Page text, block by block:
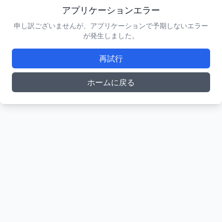
アプリケーションエラー
申し訳ございませんが、アプリケーションで予期しないエラー
が発生しました。
再試行
ホームに戻る